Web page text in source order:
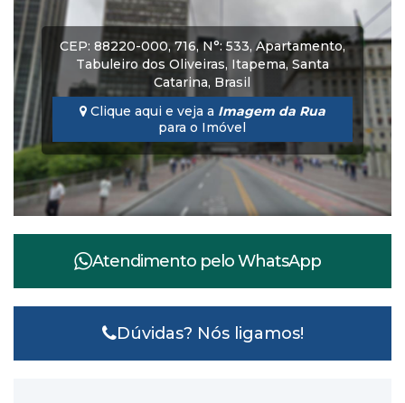
CEP: 88220-000, 716,N°:533,Apartamento,
Tabuleiro dos Oliveiras, Itapema,Santa
Catarina, Brasil
Clique aqui e veja a Imagem da Rua
para o Imóvel
Atendimento peloWhatsApp
Dúvidas? Nós ligamos!